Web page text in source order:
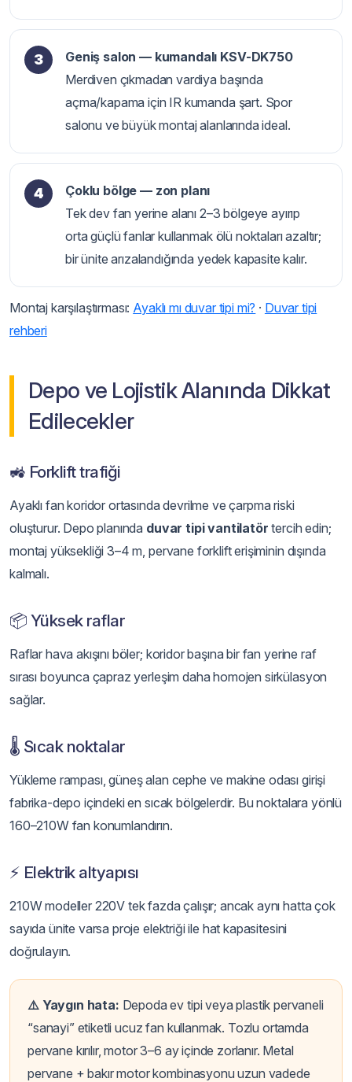
Geniş salon — kumandalı KSV-DK750
Merdiven çıkmadan vardiya başında
açma/kapama için IR kumanda şart. Spor
salonu ve büyük montaj alanlarında ideal.
Çoklu bölge — zon planı
Tek dev fan yerine alanı 2–3 bölgeye ayırıp
orta güçlü fanlar kullanmak ölü noktaları azaltır;
bir ünite arızalandığında yedek kapasite kalır.
Montaj karşılaştırması: Ayaklı mı duvar tipi mi? · Duvar tipi
rehberi
Depo ve Lojistik Alanında Dikkat
Edilecekler
🚜 Forklift trafiği
Ayaklı fan koridor ortasında devrilme ve çarpma riski
oluşturur. Depo planında duvar tipi vantilatör tercih edin;
montaj yüksekliği 3–4 m, pervane forklift erişiminin dışında
kalmalı.
📦 Yüksek raflar
Raflar hava akışını böler; koridor başına bir fan yerine raf
sırası boyunca çapraz yerleşim daha homojen sirkülasyon
sağlar.
🌡️ Sıcak noktalar
Yükleme rampası, güneş alan cephe ve makine odası girişi
fabrika-depo içindeki en sıcak bölgelerdir. Bu noktalara yönlü
160–210W fan konumlandırın.
⚡ Elektrik altyapısı
210W modeller 220V tek fazda çalışır; ancak aynı hatta çok
sayıda ünite varsa proje elektriği ile hat kapasitesini
doğrulayın.
⚠️ Yaygın hata: Depoda ev tipi veya plastik pervaneli
“sanayi” etiketli ucuz fan kullanmak. Tozlu ortamda
pervane kırılır, motor 3–6 ay içinde zorlanır. Metal
pervane + bakır motor kombinasyonu uzun vadede